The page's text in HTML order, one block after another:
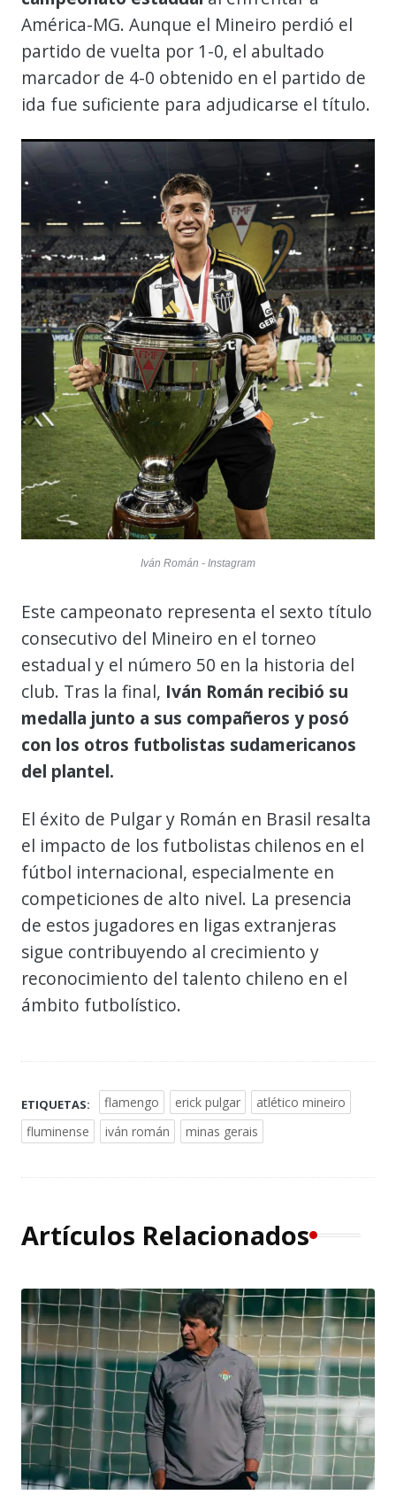
América-MG. Aunque el Mineiro perdió el
partido de vuelta por 1-0, el abultado
marcador de 4-0 obtenido en el partido de
ida fue suficiente para adjudicarse el título.
Iván Román - Instagram
Este campeonato representa el sexto título
consecutivo del Mineiro en el torneo
estadual y el número 50 en la historia del
club. Tras la final, Iván Román recibió su
medalla junto a sus compañeros y posó
con los otros futbolistas sudamericanos
del plantel.
El éxito de Pulgar y Román en Brasil resalta
el impacto de los futbolistas chilenos en el
fútbol internacional, especialmente en
competiciones de alto nivel. La presencia
de estos jugadores en ligas extranjeras
sigue contribuyendo al crecimiento y
reconocimiento del talento chileno en el
ámbito futbolístico.
ETIQUETAS: flamengo erick pulgar
atlético mineiro
fluminense
iván román minas gerais
Artículos Relacionados